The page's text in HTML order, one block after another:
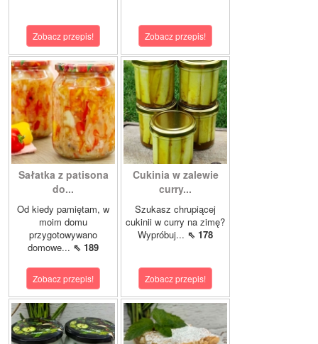
Zobacz przepis! Zobacz przepis!
Sałatka z patisona
do...
Od kiedy pamiętam, w
moim domu
przygotowywano
domowe... ⇖ 189
Zobacz przepis!
Cukinia w zalewie
curry...
Szukasz chrupiącej
cukinii w curry na zimę?
Wypróbuj... ⇖ 178
Zobacz przepis!